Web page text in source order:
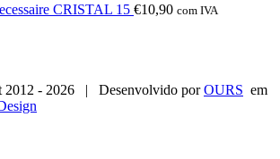
CRISTAL 15 €10,90 com IVA
2012 - 2026 | Desenvolvido porOURS em